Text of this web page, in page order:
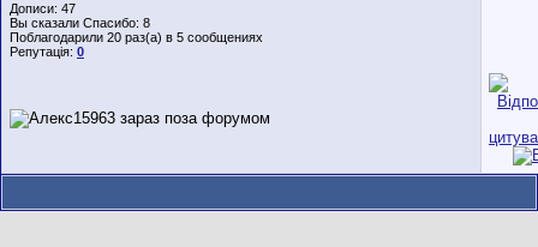
Дописи: 47
Вы сказали Спасибо: 8
Поблагодарили 20 раз(а) в 5 сообщениях
Репутація: 0